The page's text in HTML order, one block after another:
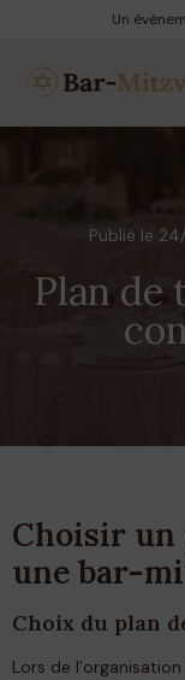
Un
Publié le
Plan de
Choisir un
une bar-
Choix du plan
Lors de